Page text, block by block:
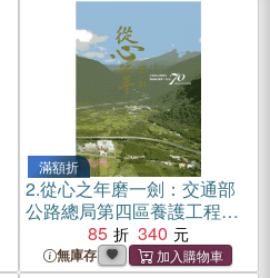
滿額折
2.從心之年磨一劍：交通部
公路總局第四區養護工程處
70週年紀念專刊
85 340
無庫存